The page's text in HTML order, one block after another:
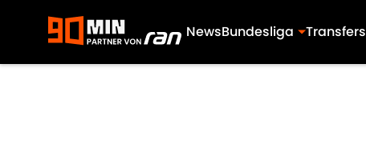
NewsBundesliga Transfers